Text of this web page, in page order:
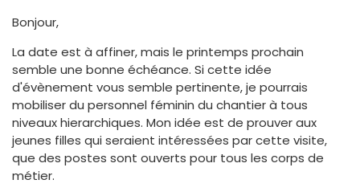
Bonjour,
La date est à affiner, mais le printemps prochain
semble une bonne échéance. Si cette idée
d'évènement vous semble pertinente, je pourrais
mobiliser du personnel féminin du chantier à tous
niveaux hierarchiques. Mon idée est de prouver aux
jeunes filles qui seraient intéressées par cette visite,
que des postes sont ouverts pour tous les corps de
métier.